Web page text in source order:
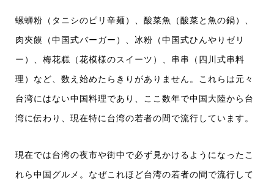
螺蛳粉（タニシのピリ辛麺）、酸菜魚（酸菜と魚の鍋）、
肉夾饃（中国式バーガー）、冰粉（中国式ひんやりゼリ
ー）、梅花糕（花模様のスイーツ）、串串（四川式串料
理）など、数え始めたらきりがありません。これらは元々
台湾にはない中国料理であり、ここ数年で中国大陸から台
湾に伝わり、現在特に台湾の若者の間で流行しています。
現在では台湾の夜市や街中で必ず見かけるようになったこ
れら中国グルメ。なぜこれほど台湾の若者の間で流行して